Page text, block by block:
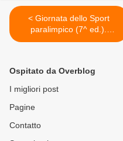
< Giornata dello Sport
paralimpico (7^ ed.).
Ragusa (Sicilia) una delle
Ospitato da Overblog
I migliori post
Pagine
Contatto